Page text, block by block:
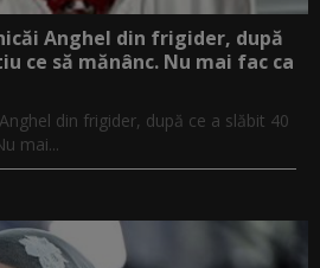
Anghel din frigider, după
ce să mănânc. Nu mai fac ca
din frigider, după ce a slăbit 40
mai...